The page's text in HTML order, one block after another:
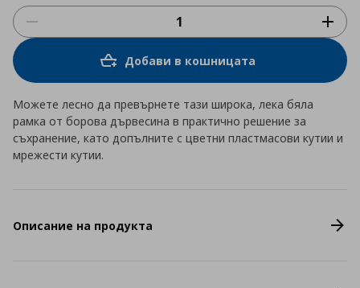
Добави в кошницата
Можете лесно да превърнете тази широка, лека бяла
рамка от борова дървесина в практично решение за
съхранение, като допълните с цветни пластмасови кутии и
мрежести кутии.
Описание на продукта